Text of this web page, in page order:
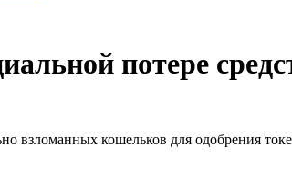
потере
взломанных кошельков для одобрения